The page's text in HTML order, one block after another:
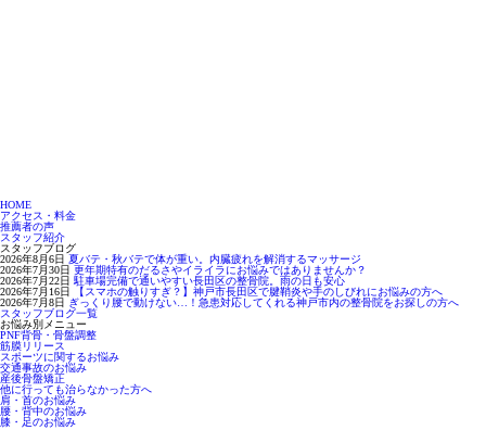
HOME
アクセス・料金
推薦者の声
スタッフ紹介
スタッフブログ
2026年8月6日 夏バテ・秋バテで体が重い。内臓疲れを解消するマッサージ
2026年7月30日 更年期特有のだるさやイライラにお悩みではありませんか？
2026年7月22日 駐車場完備で通いやすい長田区の整骨院。雨の日も安心
2026年7月16日
【スマホの触りすぎ？】神戸市長田区で腱鞘炎や手のしびれにお悩みの方へ
2026年7月8日
ぎっくり腰で動けない…！急患対応してくれる神戸市内の整骨院をお探しの方へ
スタッフブログ一覧
お悩み別メニュー
PNF背骨・骨盤調整
筋膜リリース
スポーツに関するお悩み
交通事故のお悩み
産後骨盤矯正
他に行っても治らなかった方へ
肩・首のお悩み
腰・背中のお悩み
膝・足のお悩み